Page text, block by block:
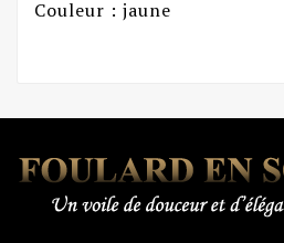
Couleur : jaune